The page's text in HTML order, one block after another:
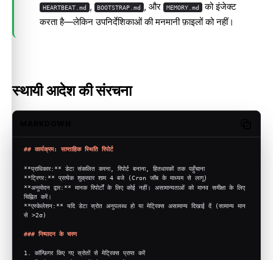
HEARTBEAT.md , BOOTSTRAP.md , और MEMORY.md को इंजेक्ट
करता है—लेकिन उपनिर्देशिकाओं की मनमानी फ़ाइलों को नहीं।
स्थायी आदेश की संरचना
## कार्यक्रम: साप्ताहिक स्थिति रिपोर्ट
**प्राधिकार:** डेटा संकलित करना, रिपोर्ट बनाना, हितधारकों तक पहुँचाना
**ट्रिगर:** प्रत्येक शुक्रवार शाम 4 बजे (Cron जॉब के माध्यम से लागू)
**अनुमोदन द्वार:** मानक रिपोर्टों के लिए कोई नहीं। असामान्यताओं को मानव समीक्षा के लिए
चिह्नित करें।
**एस्केलेशन:** यदि डेटा स्रोत अनुपलब्ध हो या मेट्रिक्स असामान्य दिखाई दें (सामान्य मान
से >2σ)
### निष्पादन के चरण
1.
कॉन्फ़िगर किए गए स्रोतों से मेट्रिक्स प्राप्त करें